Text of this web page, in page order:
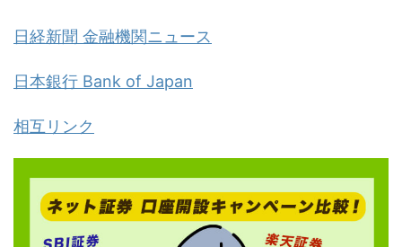
日経新聞 金融機関ニュース
日本銀行 Bank of Japan
相互リンク